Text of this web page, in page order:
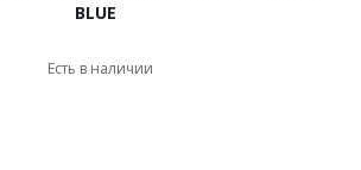
BLUE
Есть в наличии